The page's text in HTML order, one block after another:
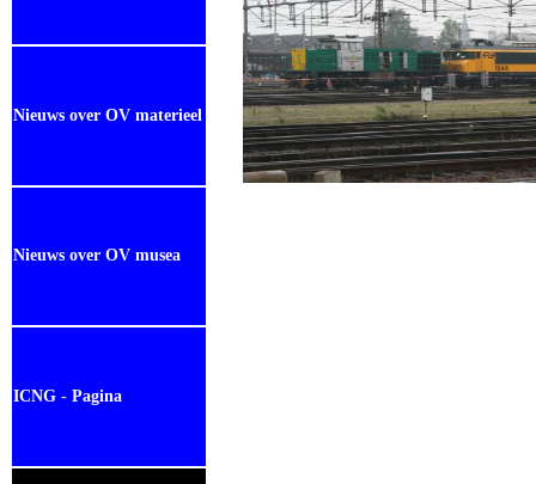
Nieuws over OV materieel
Nieuws over OV musea
ICNG - Pagina